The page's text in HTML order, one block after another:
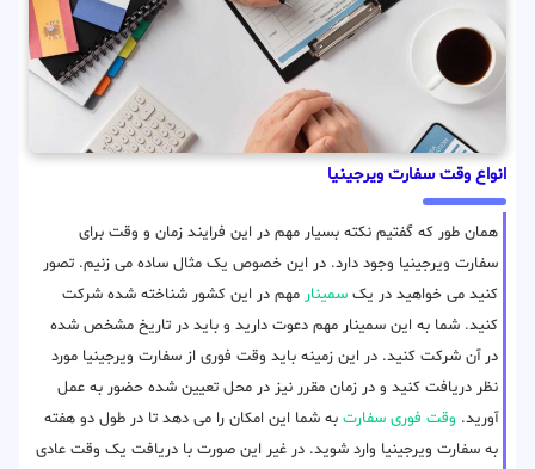
انواع وقت سفارت ویرجینیا
همان طور که گفتیم نکته بسیار مهم در این فرایند زمان و وقت برای
سفارت ویرجینیا وجود دارد. در این خصوص یک مثال ساده می زنیم. تصور
کنید می خواهید در یک سمینار مهم در این کشور شناخته شده شرکت
کنید. شما به این سمینار مهم دعوت دارید و باید در تاریخ مشخص شده
در آن شرکت کنید. در این زمینه باید وقت فوری از سفارت ویرجینیا مورد
نظر دریافت کنید و در زمان مقرر نیز در محل تعیین شده حضور به عمل
آورید. وقت فوری سفارت به شما این امکان را می دهد تا در طول دو هفته
به سفارت ویرجینیا وارد شوید. در غیر این صورت با دریافت یک وقت عادی